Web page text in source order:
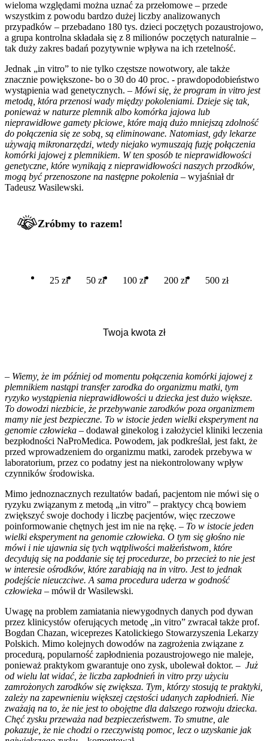
wieloma względami można uznać za przełomowe – przede
wszystkim z powodu bardzo dużej liczby analizowanych
przypadków – przebadano 180 tys. dzieci poczętych pozaustrojowo,
a grupa kontrolna składała się z 8 milionów poczętych naturalnie –
tak duży zakres badań pozytywnie wpływa na ich rzetelność.
Jednak „in vitro” to nie tylko częstsze nowotwory, ale także
znacznie powiększone- bo o 30 do 40 proc. - prawdopodobieństwo
wystąpienia wad genetycznych. – Mówi się, że program in vitro jest
metodą, która przenosi wady między pokoleniami. Dzieje się tak,
ponieważ w naturze plemnik albo komórka jajowa lub
nieprawidłowe gamety płciowe, które mają dużo mniejszą zdolność
do połączenia się ze sobą, są eliminowane. Natomiast, gdy lekarze
używają mikronarzędzi, wtedy niejako wymuszają fuzję połączenia
komórki jajowej z plemnikiem. W ten sposób te nieprawidłowości
genetyczne, które wynikają z nieprawidłowości naszych przodków,
mogą być przenoszone na następne pokolenia – wyjaśniał dr
Tadeusz Wasilewski.
Zróbmy to razem!
25 zł 50 zł 100 zł 200 zł 500 zł
– Wiemy, że im później od momentu połączenia komórki jajowej z
plemnikiem nastąpi transfer zarodka do organizmu matki, tym
ryzyko wystąpienia nieprawidłowości u dziecka jest dużo większe.
To dowodzi niezbicie, że przebywanie zarodków poza organizmem
mamy nie jest bezpieczne. To w istocie jeden wielki eksperyment na
genomie człowieka – dodawał ginekolog i założyciel kliniki leczenia
bezpłodności NaProMedica. Powodem, jak podkreślał, jest fakt, że
przed wprowadzeniem do organizmu matki, zarodek przebywa w
laboratorium, przez co podatny jest na niekontrolowany wpływ
czynników środowiska.
Mimo jednoznacznych rezultatów badań, pacjentom nie mówi się o
ryzyku związanym z metodą „in vitro” – praktycy chcą bowiem
zwiększyć swoje dochody i liczbę pacjentów, więc rzeczowe
poinformowanie chętnych jest im nie na rękę. – To w istocie jeden
wielki eksperyment na genomie człowieka. O tym się głośno nie
mówi i nie ujawnia się tych wątpliwości małżeństwom, które
decydują się na poddanie się tej procedurze, bo przecież to nie jest
w interesie ośrodków, które zarabiają na in vitro. Jest to jednak
podejście nieuczciwe. A sama procedura uderza w godność
człowieka – mówił dr Wasilewski.
Uwagę na problem zamiatania niewygodnych danych pod dywan
przez klinicystów oferujących metodę „in vitro” zwracał także prof.
Bogdan Chazan, wiceprezes Katolickiego Stowarzyszenia Lekarzy
Polskich. Mimo kolejnych dowodów na zagrożenia związane z
procedurą, popularność zapłodnienia pozaustrojowego nie maleje,
ponieważ praktykom gwarantuje ono zysk, ubolewał doktor. – Już
od wielu lat widać, że liczba zapłodnień in vitro przy użyciu
zamrożonych zarodków się zwiększa. Tym, którzy stosują te praktyki,
zależy na zapewnieniu większej częstości udanych zapłodnień. Nie
zważają na to, że nie jest to obojętne dla dalszego rozwoju dziecka.
Chęć zysku przeważa nad bezpieczeństwem. To smutne, ale
pokazuje, że nie chodzi o rzeczywistą pomoc, lecz o uzyskanie jak